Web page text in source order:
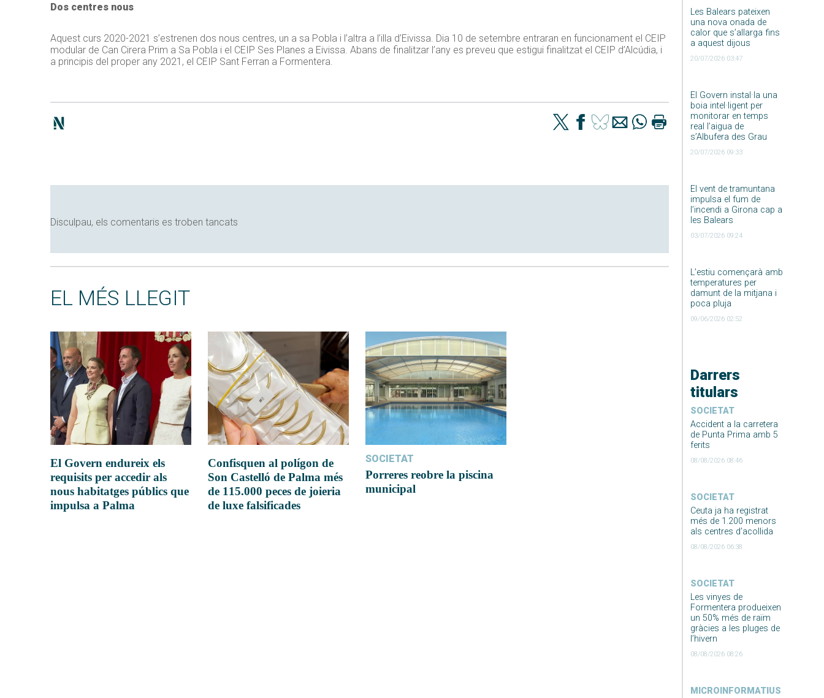
Les Balears pateixen
una nova onada de
calor que s’allarga fins
a aquest dijous
20/07/2026 03:47
El Govern instal·la una
boia intel·ligent per
monitorar en temps
real l’aigua de
s’Albufera des Grau
20/07/2026 09:33
El vent de tramuntana
impulsa el fum de
l’incendi a Girona cap a
les Balears
03/07/2026 09:24
L’estiu començarà amb
temperatures per
damunt de la mitjana i
poca pluja
09/06/2026 02:52
Darrers
titulars
SOCIETAT
Accident a la carretera
de Punta Prima amb 5
ferits
08/08/2026 08:46
SOCIETAT
Ceuta ja ha registrat
més de 1.200 menors
als centres d’acollida
08/08/2026 06:38
SOCIETAT
Les vinyes de
Formentera produeixen
un 50% més de raïm
gràcies a les pluges de
l’hivern
08/08/2026 08:26
MICROINFORMATIUS
Dos centres nous
Aquest curs 2020-2021 s’estrenen dos nous centres, un a sa Pobla i l’altra a l’illa d’Eivissa. Dia 10 de setembre entraran en funcionament el CEIP
modular de Can Cirera Prim a Sa Pobla i el CEIP Ses Planes a Eivissa. Abans de finalitzar l’any es preveu que estigui finalitzat el CEIP d’Alcúdia, i
a principis del proper any 2021, el CEIP Sant Ferran a Formentera.
Disculpau, els comentaris es troben tancats
EL MÉS LLEGIT
El Govern endureix els
requisits per accedir als
nous habitatges públics que
impulsa a Palma
Confisquen al polígon de
Son Castelló de Palma més
de 115.000 peces de joieria
de luxe falsificades
SOCIETAT
Porreres reobre la piscina
municipal